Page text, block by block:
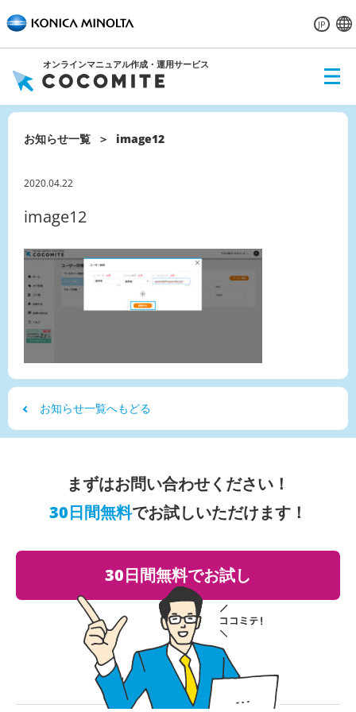
JP
オンラインマニュアル作成・運用サービス
ME
お知らせ一覧 image12
2020.04.22
image12
お知らせ一覧へもどる
まずはお問い合わせください！
30日間無料でお試しいただけます！
30日間無料でお試し